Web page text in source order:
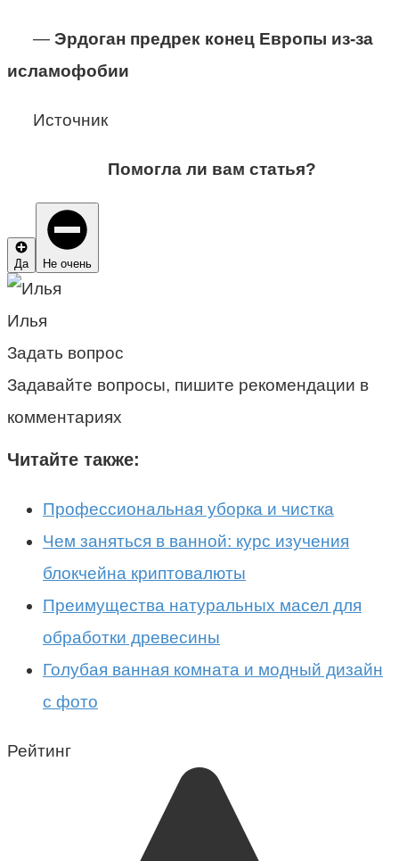
— Эрдоган предрек конец Европы из-за
исламофобии
Источник
Помогла ли вам статья?
Да Не очень
Илья
Задать вопрос
Задавайте вопросы, пишите рекомендации в
комментариях
Читайте также:
Профессиональная уборка и чистка
Чем заняться в ванной: курс изучения
блокчейна криптовалюты
Преимущества натуральных масел для
обработки древесины
Голубая ванная комната и модный дизайн
с фото
Рейтинг